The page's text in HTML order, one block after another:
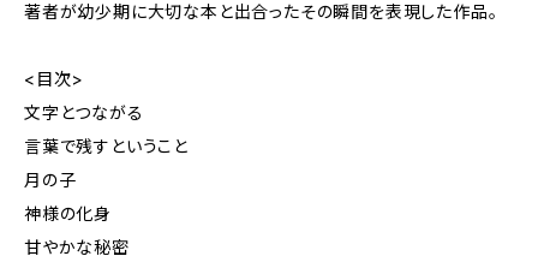
著者が幼少期に大切な本と出合ったその瞬間を表現した作品。
<目次>
文字とつながる
言葉で残すということ
月の子
神様の化身
甘やかな秘密